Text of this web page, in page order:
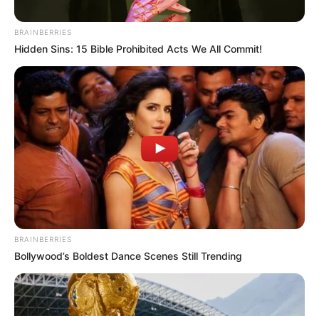
PostedFriss hírek
Mindenkit ledöbbentett! Győrfi
Pál és felesége szakítottak.
DRÁMAI, de EZ áll a háttérben:
by Szerző • February 21, 2026
BRAINBERRIES
Hidden Sins: 15 Bible Prohibited Acts We All Commit!
BRAINBERRIES
Bollywood’s Boldest Dance Scenes Still Trending